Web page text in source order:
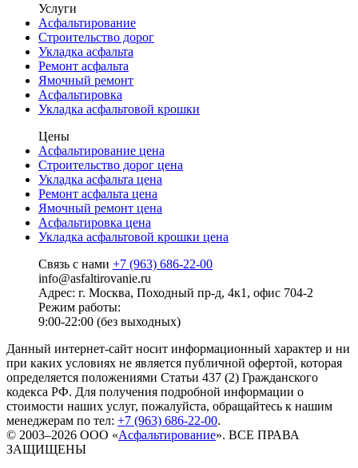
Услуги
Асфальтирование
Строительство дорог
Укладка асфальта
Ремонт асфальта
Ямочный ремонт
Асфальтировка
Укладка асфальтовой крошки
Цены
Асфальтирование цена
Строительство дорог цена
Укладка асфальта цена
Ремонт асфальта цена
Ямочный ремонт цена
Асфальтировка цена
Укладка асфальтовой крошки цена
Связь с нами +7 (963) 686-22-00
info@asfaltirovanie.ru
Адрес: г. Москва, Походный пр-д, 4к1, офис 704-2
Режим работы:
9:00-22:00 (без выходных)
Данный интернет-сайт носит информационный характер и ни
при каких условиях не является публичной офертой, которая
определяется положениями Статьи 437 (2) Гражданского
кодекса РФ. Для получения подробной информации о
стоимости наших услуг, пожалуйста, обращайтесь к нашим
менеджерам по тел: +7 (963) 686-22-00.
© 2003–2026 ООО «Асфальтирование». ВСЕ ПРАВА
ЗАЩИЩЕНЫ